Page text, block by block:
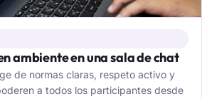
ambiente en una sala de chat
de normas claras, respeto activo y
a todos los participantes desde